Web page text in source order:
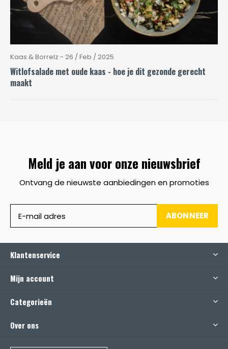
Kaas & Borrelz - 26 / Feb / 2025
Witlofsalade met oude kaas - hoe je dit gezonde gerecht
maakt
Meld je aan voor onze nieuwsbrief
Ontvang de nieuwste aanbiedingen en promoties
ABONNEER
Klantenservice
Mijn account
Categorieën
Over ons